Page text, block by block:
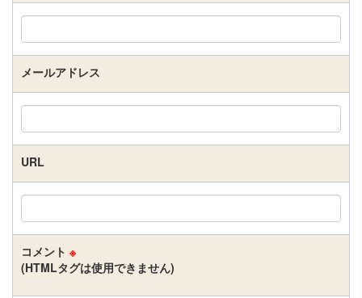
メールアドレス
URL
コメント ※
(HTMLタグは使用できません)